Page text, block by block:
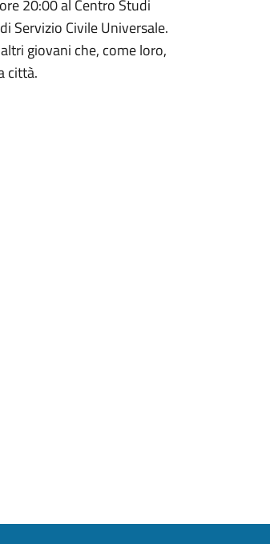
20:00 al Centro Studi
Servizio Civile Universale.
giovani che, come loro,
città.